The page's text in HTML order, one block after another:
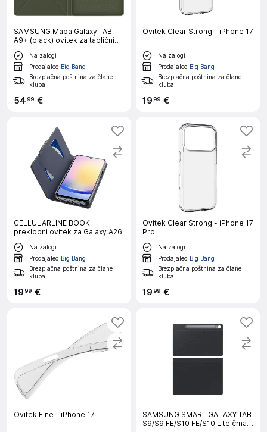
SAMSUNG Mapa Galaxy TAB
A9+ (black) ovitek za tablični
računalnik
Na zalogi
Prodajalec Big Bang
Brezplačna poštnina za člane
kluba
5499 €
Ovitek Clear Strong - iPhone 17
Na zalogi
Prodajalec Big Bang
Brezplačna poštnina za člane
kluba
1999 €
CELLULARLINE BOOK
preklopni ovitek za Galaxy A26
Na zalogi
Prodajalec Big Bang
Brezplačna poštnina za člane
kluba
1999 €
Ovitek Clear Strong - iPhone 17
Pro
Na zalogi
Prodajalec Big Bang
Brezplačna poštnina za člane
kluba
1999 €
Ovitek Fine - iPhone 17
SAMSUNG SMART GALAXY TAB
S9/S9 FE/S10 FE/S10 Lite črna